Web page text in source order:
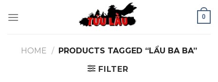
0
HOME / PRODUCTS TAGGED “LẨU BA BA”
FILTER